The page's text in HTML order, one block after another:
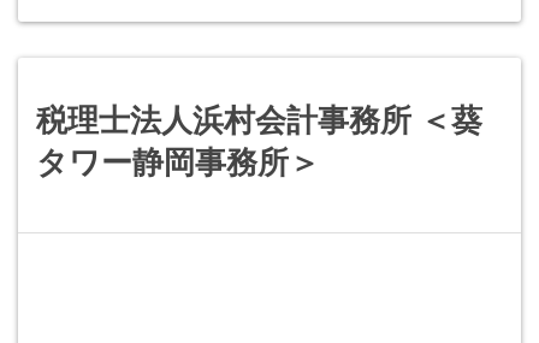
税理士法人浜村会計事務所 ＜葵
タワー静岡事務所＞